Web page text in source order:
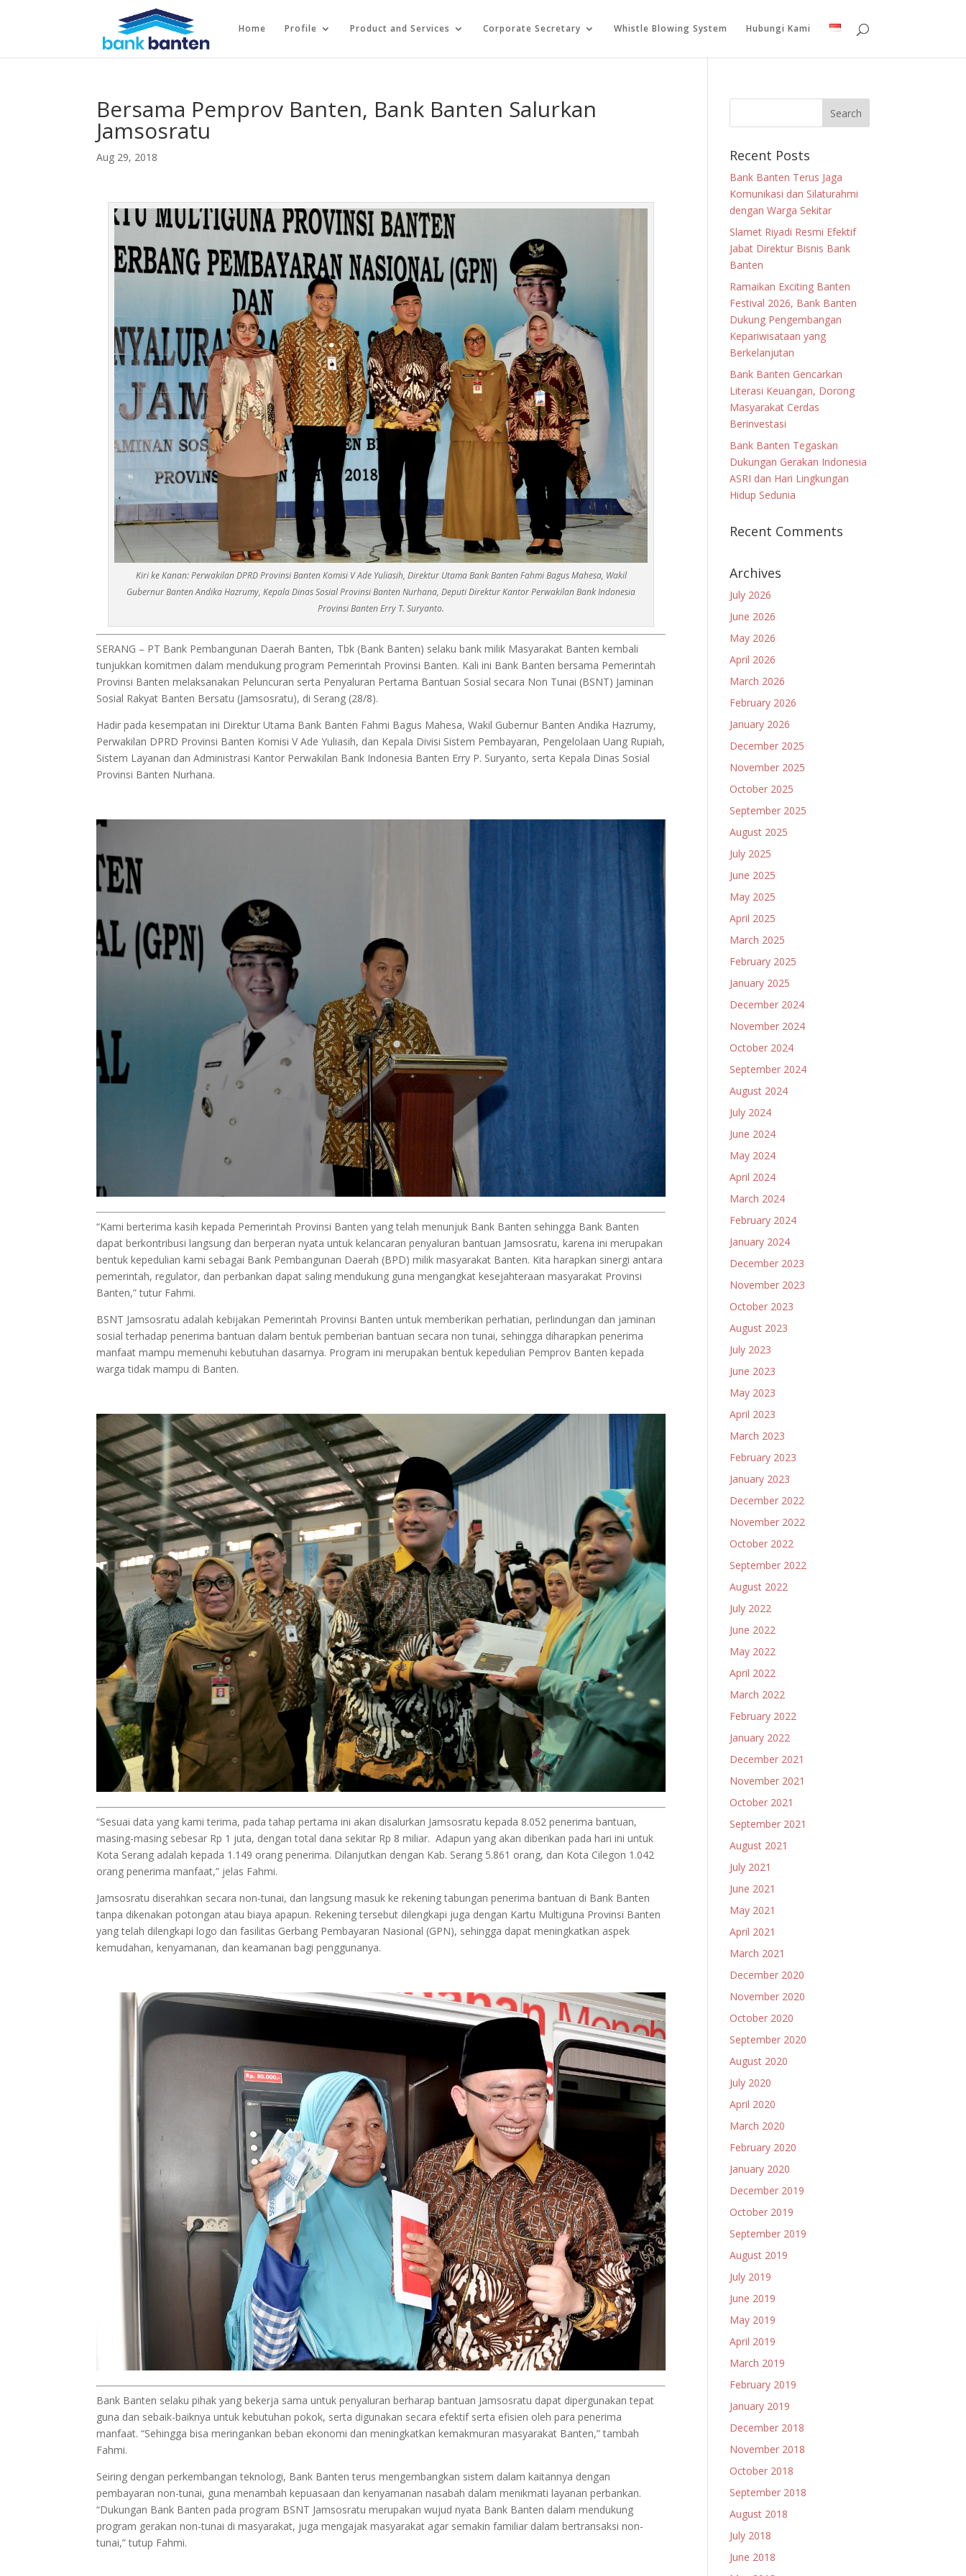
Home Profile Product and Services Corporate Secretary Whistle Blowing System Hubungi Kami
Bersama Pemprov Banten, Bank Banten Salurkan
Jamsosratu
Aug 29, 2018
Kiri ke Kanan: Perwakilan DPRD Provinsi Banten Komisi V Ade Yuliasih, Direktur Utama Bank Banten Fahmi Bagus Mahesa, Wakil
Gubernur Banten Andika Hazrumy, Kepala Dinas Sosial Provinsi Banten Nurhana, Deputi Direktur Kantor Perwakilan Bank Indonesia
Provinsi Banten Erry T. Suryanto.
SERANG – PT Bank Pembangunan Daerah Banten, Tbk (Bank Banten) selaku bank milik Masyarakat Banten kembali
tunjukkan komitmen dalam mendukung program Pemerintah Provinsi Banten. Kali ini Bank Banten bersama Pemerintah
Provinsi Banten melaksanakan Peluncuran serta Penyaluran Pertama Bantuan Sosial secara Non Tunai (BSNT) Jaminan
Sosial Rakyat Banten Bersatu (Jamsosratu), di Serang (28/8).
Hadir pada kesempatan ini Direktur Utama Bank Banten Fahmi Bagus Mahesa, Wakil Gubernur Banten Andika Hazrumy,
Perwakilan DPRD Provinsi Banten Komisi V Ade Yuliasih, dan Kepala Divisi Sistem Pembayaran, Pengelolaan Uang Rupiah,
Sistem Layanan dan Administrasi Kantor Perwakilan Bank Indonesia Banten Erry P. Suryanto, serta Kepala Dinas Sosial
Provinsi Banten Nurhana.
“Kami berterima kasih kepada Pemerintah Provinsi Banten yang telah menunjuk Bank Banten sehingga Bank Banten
dapat berkontribusi langsung dan berperan nyata untuk kelancaran penyaluran bantuan Jamsosratu, karena ini merupakan
bentuk kepedulian kami sebagai Bank Pembangunan Daerah (BPD) milik masyarakat Banten. Kita harapkan sinergi antara
pemerintah, regulator, dan perbankan dapat saling mendukung guna mengangkat kesejahteraan masyarakat Provinsi
Banten,” tutur Fahmi.
BSNT Jamsosratu adalah kebijakan Pemerintah Provinsi Banten untuk memberikan perhatian, perlindungan dan jaminan
sosial terhadap penerima bantuan dalam bentuk pemberian bantuan secara non tunai, sehingga diharapkan penerima
manfaat mampu memenuhi kebutuhan dasarnya. Program ini merupakan bentuk kepedulian Pemprov Banten kepada
warga tidak mampu di Banten.
“Sesuai data yang kami terima, pada tahap pertama ini akan disalurkan Jamsosratu kepada 8.052 penerima bantuan,
masing-masing sebesar Rp 1 juta, dengan total dana sekitar Rp 8 miliar. Adapun yang akan diberikan pada hari ini untuk
Kota Serang adalah kepada 1.149 orang penerima. Dilanjutkan dengan Kab. Serang 5.861 orang, dan Kota Cilegon 1.042
orang penerima manfaat,” jelas Fahmi.
Jamsosratu diserahkan secara non-tunai, dan langsung masuk ke rekening tabungan penerima bantuan di Bank Banten
tanpa dikenakan potongan atau biaya apapun. Rekening tersebut dilengkapi juga dengan Kartu Multiguna Provinsi Banten
yang telah dilengkapi logo dan fasilitas Gerbang Pembayaran Nasional (GPN), sehingga dapat meningkatkan aspek
kemudahan, kenyamanan, dan keamanan bagi penggunanya.
Bank Banten selaku pihak yang bekerja sama untuk penyaluran berharap bantuan Jamsosratu dapat dipergunakan tepat
guna dan sebaik-baiknya untuk kebutuhan pokok, serta digunakan secara efektif serta efisien oleh para penerima
manfaat. “Sehingga bisa meringankan beban ekonomi dan meningkatkan kemakmuran masyarakat Banten,” tambah
Fahmi.
Seiring dengan perkembangan teknologi, Bank Banten terus mengembangkan sistem dalam kaitannya dengan
pembayaran non-tunai, guna menambah kepuasaan dan kenyamanan nasabah dalam menikmati layanan perbankan.
“Dukungan Bank Banten pada program BSNT Jamsosratu merupakan wujud nyata Bank Banten dalam mendukung
program gerakan non-tunai di masyarakat, juga mengajak masyarakat agar semakin familiar dalam bertransaksi non-
tunai,” tutup Fahmi.
Recent Posts
Bank Banten Terus Jaga
Komunikasi dan Silaturahmi
dengan Warga Sekitar
Slamet Riyadi Resmi Efektif
Jabat Direktur Bisnis Bank
Banten
Ramaikan Exciting Banten
Festival 2026, Bank Banten
Dukung Pengembangan
Kepariwisataan yang
Berkelanjutan
Bank Banten Gencarkan
Literasi Keuangan, Dorong
Masyarakat Cerdas
Berinvestasi
Bank Banten Tegaskan
Dukungan Gerakan Indonesia
ASRI dan Hari Lingkungan
Hidup Sedunia
Recent Comments
Archives
July 2026
June 2026
May 2026
April 2026
March 2026
February 2026
January 2026
December 2025
November 2025
October 2025
September 2025
August 2025
July 2025
June 2025
May 2025
April 2025
March 2025
February 2025
January 2025
December 2024
November 2024
October 2024
September 2024
August 2024
July 2024
June 2024
May 2024
April 2024
March 2024
February 2024
January 2024
December 2023
November 2023
October 2023
August 2023
July 2023
June 2023
May 2023
April 2023
March 2023
February 2023
January 2023
December 2022
November 2022
October 2022
September 2022
August 2022
July 2022
June 2022
May 2022
April 2022
March 2022
February 2022
January 2022
December 2021
November 2021
October 2021
September 2021
August 2021
July 2021
June 2021
May 2021
April 2021
March 2021
December 2020
November 2020
October 2020
September 2020
August 2020
July 2020
April 2020
March 2020
February 2020
January 2020
December 2019
October 2019
September 2019
August 2019
July 2019
June 2019
May 2019
April 2019
March 2019
February 2019
January 2019
December 2018
November 2018
October 2018
September 2018
August 2018
July 2018
June 2018